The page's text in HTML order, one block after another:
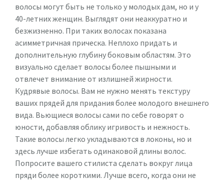
волосы могут быть не только у молодых дам, но и у
40-летних женщин. Выглядят они неаккуратно и
безжизненно. При таких волосах показана
асимметричная прическа. Неплохо придать и
дополнительную глубину боковым областям. Это
визуально сделает волосы более пышными и
отвлечет внимание от излишней жирности.
Кудрявые волосы. Вам не нужно менять текстуру
ваших прядей для придания более молодого внешнего
вида. Вьющиеся волосы сами по себе говорят о
юности, добавляя облику игривость и нежность.
Такие волосы легко укладываются в локоны, но и
здесь лучше избегать одинаковой длины волос.
Попросите вашего стилиста сделать вокруг лица
пряди более короткими. Лучше всего, когда они не